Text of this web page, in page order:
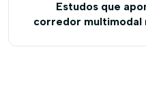
Estudos que
corredor multimodal